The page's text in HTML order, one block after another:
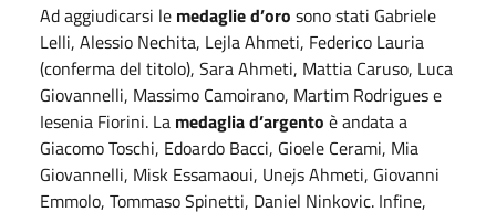
Ad aggiudicarsi le medaglie d’oro sono stati Gabriele
Lelli, Alessio Nechita, Lejla Ahmeti, Federico Lauria
(conferma del titolo), Sara Ahmeti, Mattia Caruso, Luca
Giovannelli, Massimo Camoirano, Martim Rodrigues e
Iesenia Fiorini. La medaglia d’argento è andata a
Giacomo Toschi, Edoardo Bacci, Gioele Cerami, Mia
Giovannelli, Misk Essamaoui, Unejs Ahmeti, Giovanni
Emmolo, Tommaso Spinetti, Daniel Ninkovic. Infine,